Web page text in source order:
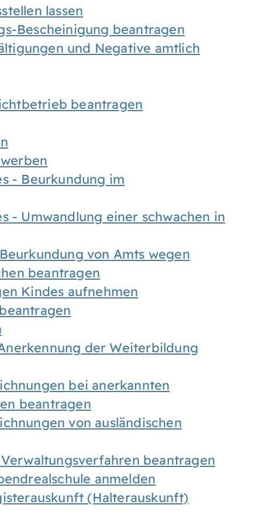
lassen
Bescheinigung beantragen
und Negative amtlich
beantragen
- Beurkundung im
- Umwandlung einer schwachen in
von Amts wegen
beantragen
Kindes aufnehmen
der Weiterbildung
bei anerkannten
beantragen
von ausländischen
beantragen
anmelden
(Halterauskunft)